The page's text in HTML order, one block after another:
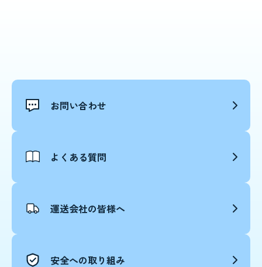
お問い合わせ
よくある質問
運送会社の皆様へ
安全への取り組み